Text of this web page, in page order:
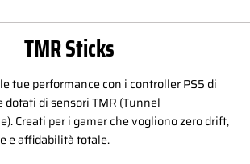
TMR Sticks
tue performance con i controller PS5 di
di sensori TMR (Tunnel
Creati per i gamer che vogliono zero drift,
e affidabilità totale.